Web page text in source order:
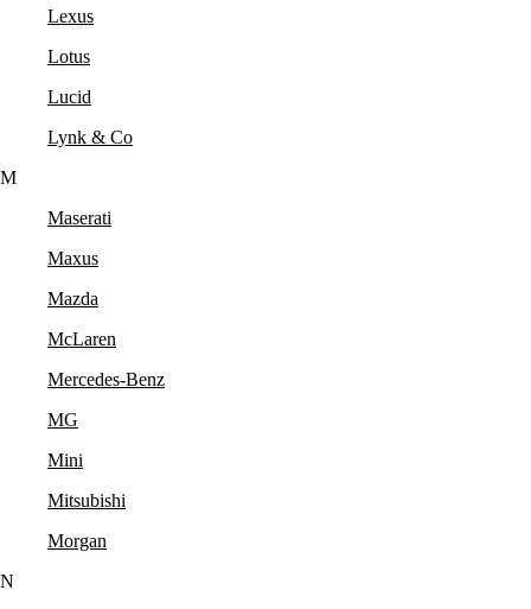
Lexus
Lotus
Lucid
Lynk & Co
M
Maserati
Maxus
Mazda
McLaren
Mercedes-Benz
MG
Mini
Mitsubishi
Morgan
N